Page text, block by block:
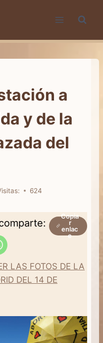
a
y de la
del
624
Copia
r
enlac
e
LAS FOTOS DE LA
DEL 14 DE